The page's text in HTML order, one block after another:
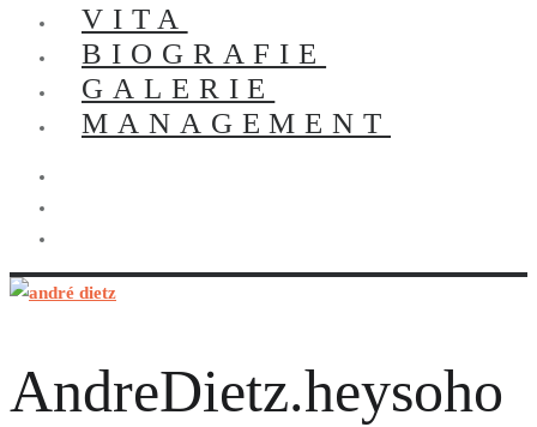
VITA
BIOGRAFIE
GALERIE
MANAGEMENT
AndreDietz.heysoho